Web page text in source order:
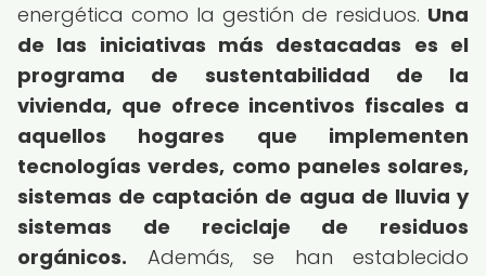
energética como la gestión de residuos. Una
de las iniciativas más destacadas es el
programa de sustentabilidad de la
vivienda, que ofrece incentivos fiscales a
aquellos hogares que implementen
tecnologías verdes, como paneles solares,
sistemas de captación de agua de lluvia y
sistemas de reciclaje de residuos
orgánicos. Además, se han establecido